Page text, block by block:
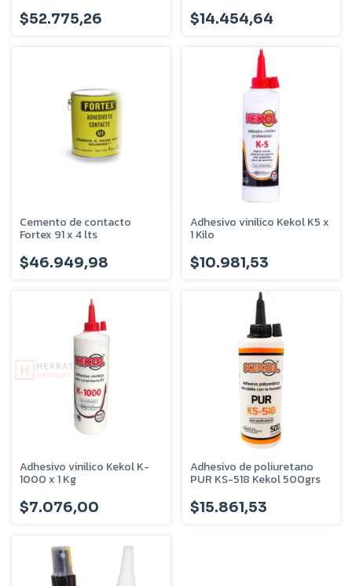
$52.775,26 $14.454,64
Cemento de contacto
Fortex 91 x 4 lts
$46.949,98
Adhesivo vinilico Kekol K5 x
1 Kilo
$10.981,53
Adhesivo vinilico Kekol K-
1000 x 1 Kg
$7.076,00
Adhesivo de poliuretano
PUR KS-518 Kekol 500grs
$15.861,53